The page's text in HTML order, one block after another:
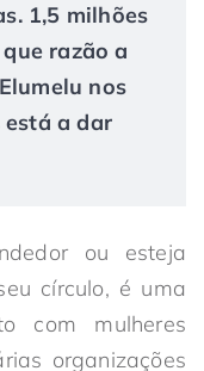
1,5 milhões
razão a
nos
está a dar
ou esteja
círculo, é uma
com mulheres
organizações